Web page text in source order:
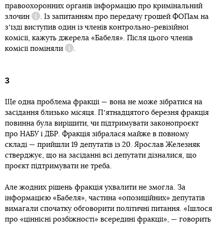
правоохоронних органів інформацію про кримінальний
злочин
Довідка
. Із запитанням про передачу грошей ФОПам на
зʼїзді виступив один із членів контрольно-ревізійної
комісії, кажуть джерела «Бабеля». Після цього членів
комісії поміняли
Довідка
.
3
Ще одна проблема фракції — вона не може зібратися на
засідання близько місяця. Пʼятнадцятого березня фракція
повинна була вирішити, чи підтримувати законопроєкт
про НАБУ і ДБР. Фракція зібралася майже в повному
складі — прийшли 19 депутатів із 20. Ярослав Железняк
стверджує, що на засіданні всі депутати дізналися, що
проєкт підтримувати не треба.
Але жодних рішень фракція ухвалити не змогла. За
інформацією «Бабеля», частина «опозиційних» депутатів
вимагали спочатку обговорити політичні питання. «Ішлося
про «ціннісні розбіжності» всередині фракції», — говорить